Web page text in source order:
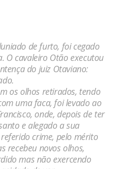
de furto, foi cegado
O cavaleiro Otão executou
do juiz Otaviano:
os olhos retirados, tendo
uma faca, foi levado ao
onde, depois de ter
e alegado a sua
crime, pelo mérito
recebeu novos olhos,
mas não exercendo